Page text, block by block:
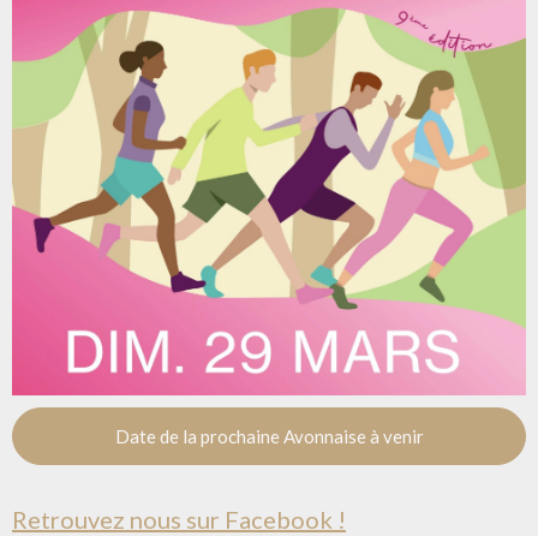
Date de la prochaine Avonnaise à venir
Retrouvez nous sur Facebook !